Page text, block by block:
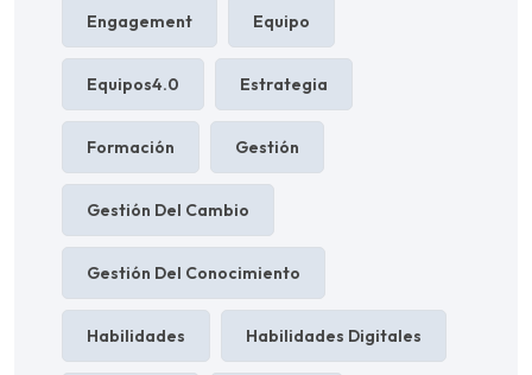
Engagement Equipo
Equipos4.0 Estrategia
Formación Gestión
Gestión Del Cambio
Gestión Del Conocimiento
Habilidades Habilidades Digitales